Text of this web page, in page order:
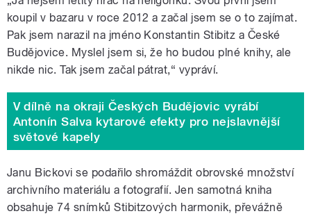
koupil v bazaru v roce 2012 a začal jsem se o to zajímat.
Pak jsem narazil na jméno Konstantin Stibitz a České
Budějovice. Myslel jsem si, že ho budou plné knihy, ale
nikde nic. Tak jsem začal pátrat,“ vypráví.
V dílně na okraji Českých Budějovic vyrábí
Antonín Salva kytarové efekty pro nejslavnější
světové kapely
Janu Bickovi se podařilo shromáždit obrovské množství
archivního materiálu a fotografií. Jen samotná kniha
obsahuje 74 snímků Stibitzových harmonik, převážně